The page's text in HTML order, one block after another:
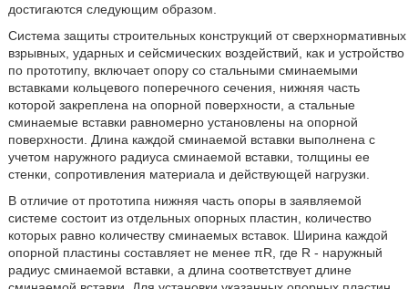
достигаются следующим образом.
Система защиты строительных конструкций от сверхнормативных
взрывных, ударных и сейсмических воздействий, как и устройство
по прототипу, включает опору со стальными сминаемыми
вставками кольцевого поперечного сечения, нижняя часть
которой закреплена на опорной поверхности, а стальные
сминаемые вставки равномерно установлены на опорной
поверхности. Длина каждой сминаемой вставки выполнена с
учетом наружного радиуса сминаемой вставки, толщины ее
стенки, сопротивления материала и действующей нагрузки.
В отличие от прототипа нижняя часть опоры в заявляемой
системе состоит из отдельных опорных пластин, количество
которых равно количеству сминаемых вставок. Ширина каждой
опорной пластины составляет не менее πR, где R - наружный
радиус сминаемой вставки, а длина соответствует длине